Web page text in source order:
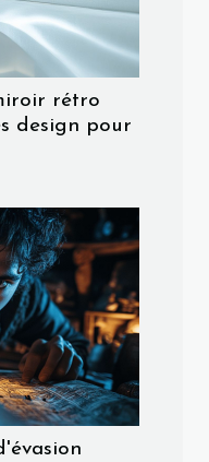
rétro
design pour